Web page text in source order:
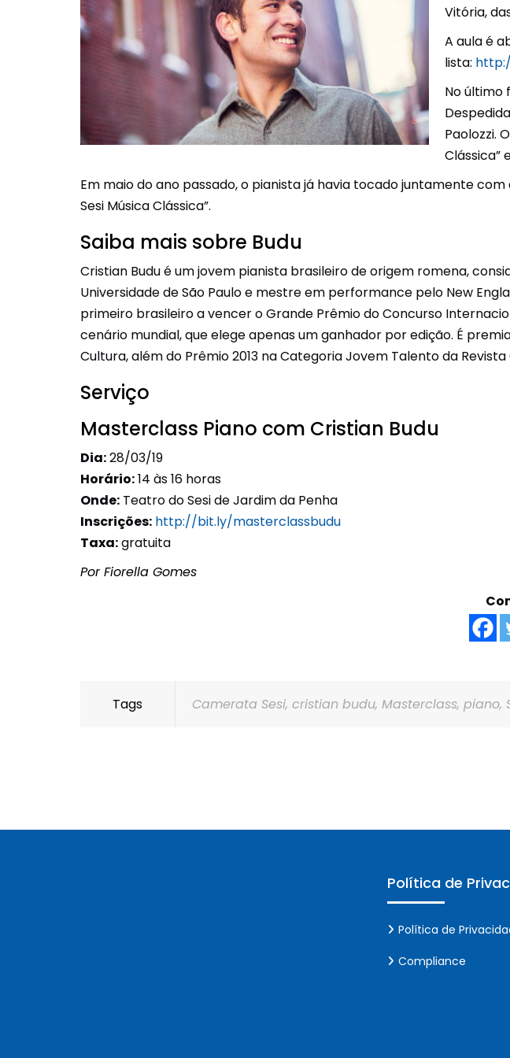
Teste de Orientação
Vocacional
SESI MIAD
JIRES
Sesi Linhares
Sesi Colatina
Sesi Cachoeiro de
Itapemirim
Sesi Aracruz
Visite nossas unidades
Vitória,
A aula é
lista:
No último
Paolozzi.
Clássica”
Em maio do ano passado, o pianista já havia tocado juntamente
Sesi Música Clássica”.
Saiba mais sobre Budu
Cristian Budu é um jovem pianista brasileiro de origem romena,
Universidade de São Paulo e mestre em performance pelo New
primeiro brasileiro a vencer o Grande Prêmio do Concurso
cenário mundial, que elege apenas um ganhador por edição. É
Cultura, além do Prêmio 2013 na Categoria Jovem Talento da
Serviço
Masterclass Piano com Cristian Budu
Dia:28/03/19
Horário:14 às 16 horas
Onde: Teatro do Sesi de Jardim da Penha
Inscrições: http://bit.ly/masterclassbudu
Taxa:gratuita
Por Fiorella Gomes
Tags Camerata Sesi, cristian budu, Masterclass, piano,
Política de
Política de
Compliance